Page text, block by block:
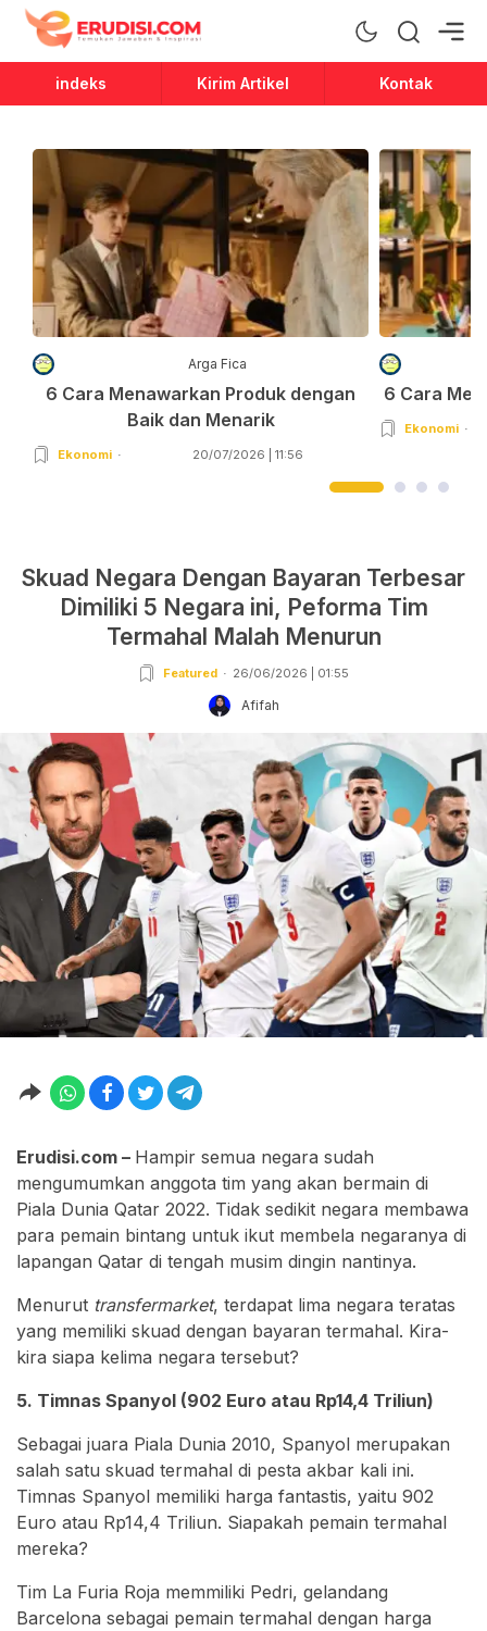
Erudisi
Temukan Jawaban dan Inspirasi
indeks Kirim Artikel Kontak
Arga Fica
6 Cara Menawarkan Produk dengan
Baik dan Menarik
Ekonomi 20/07/2026 | 11:56
6 Cara
Ekonomi
Skuad Negara Dengan Bayaran Terbesar
Dimiliki 5 Negara ini, Peforma Tim
Termahal Malah Menurun
Featured 26/06/2026 | 01:55
Afifah
Erudisi.com – Hampir semua negara sudah
mengumumkan anggota tim yang akan bermain di
Piala Dunia Qatar 2022. Tidak sedikit negara membawa
para pemain bintang untuk ikut membela negaranya di
lapangan Qatar di tengah musim dingin nantinya.
Menurut transfermarket, terdapat lima negara teratas
yang memiliki skuad dengan bayaran termahal. Kira-
kira siapa kelima negara tersebut?
5. Timnas Spanyol (902 Euro atau Rp14,4 Triliun)
Sebagai juara Piala Dunia 2010, Spanyol merupakan
salah satu skuad termahal di pesta akbar kali ini.
Timnas Spanyol memiliki harga fantastis, yaitu 902
Euro atau Rp14,4 Triliun. Siapakah pemain termahal
mereka?
Tim La Furia Roja memmiliki Pedri, gelandang
Barcelona sebagai pemain termahal dengan harga